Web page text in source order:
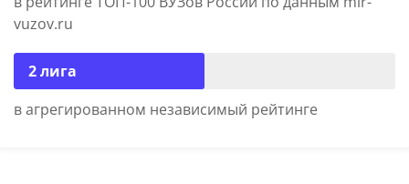
vuzov.ru
2 лига
в агрегированном независимый рейтинге